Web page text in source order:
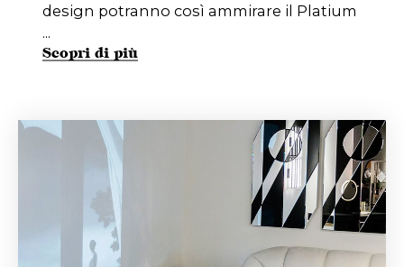
design potranno così ammirare il Platium
...
Scopri di più